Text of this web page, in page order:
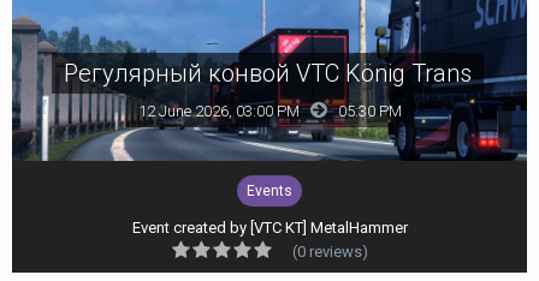
Регулярный конвой VTC König Trans
12 June 2026, 03:00 PM 05:30 PM
Events
Event created by [VTC KT] MetalHammer
(0 reviews)